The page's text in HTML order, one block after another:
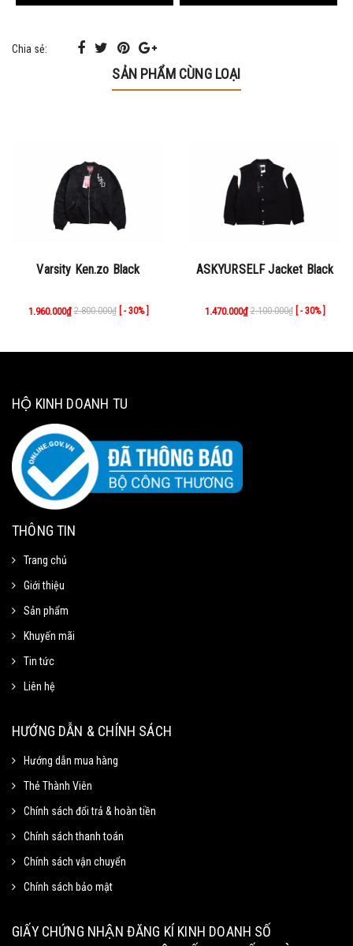
Chia sẻ:
SẢN PHẨM CÙNG LOẠI
Varsity Ken.zo Black
1.960.000₫ 2.800.000₫ [ - 30% ]
ASKYURSELF Jacket Black
1.470.000₫ 2.100.000₫ [ - 30% ]
HỘ KINH DOANH TU
THÔNG TIN
Trang chủ
Giới thiệu
Sản phẩm
Khuyến mãi
Tin tức
Liên hệ
HƯỚNG DẪN & CHÍNH SÁCH
Hướng dẫn mua hàng
Thẻ Thành Viên
Chính sách đổi trả & hoàn tiền
Chính sách thanh toán
Chính sách vận chuyển
Chính sách bảo mật
GIẤY CHỨNG NHẬN ĐĂNG KÍ KINH DOANH SỐ
Mã Giảm Giá
trang thanh toán.
250k.
Hạn sử dung: 31/09/2020
500k